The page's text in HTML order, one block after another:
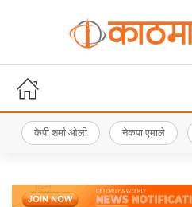
केपी शर्मा ओली नेकपा एमाले